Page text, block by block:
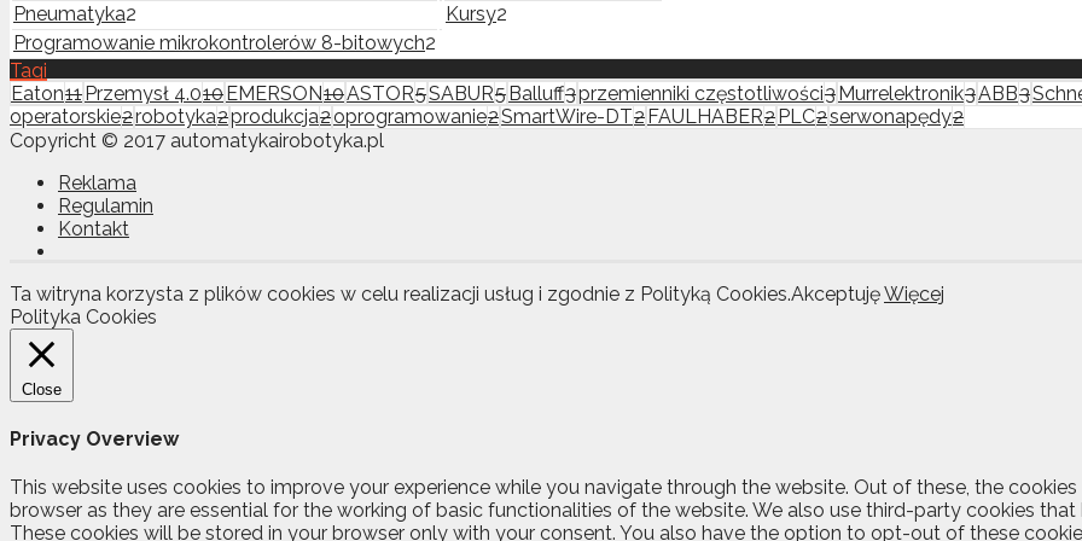
Pneumatyka2 Kursy2
Programowanie mikrokontrolerów 8-bitowych2
Tagi
Eaton11Przemysł 4.010EMERSON10ASTOR5SABUR5Balluff3przemienniki częstotliwości3Murrelektronik3ABB3
operatorskie2robotyka2produkcja2oprogramowanie2SmartWire-DT2FAULHABER2PLC2serwonapędy2
Copyricht © 2017 automatykairobotyka.pl
Reklama
Regulamin
Kontakt
Ta witryna korzysta z plików cookies w celu realizacji usług i zgodnie z Polityką Cookies.AkceptujęWięcej
Polityka Cookies
Close
Privacy Overview
This website uses cookies to improve your experience while you navigate through the website. Out of these, the
browser as they are essential for the working of basic functionalities of the website. We also use third-party cookies
These cookies will be stored in your browser only with your consent. You also have the option to opt-out of these